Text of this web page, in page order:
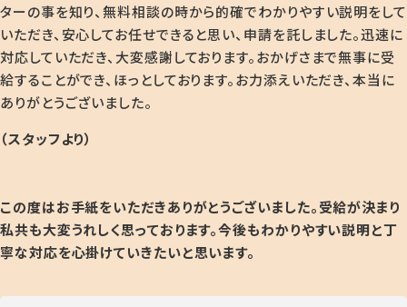
ターの事を知り、無料相談の時から的確でわかりやすい説明をして
いただき、安心してお任せできると思い、申請を託しました。迅速に
対応していただき、大変感謝しております。おかげさまで無事に受
給することができ、ほっとしております。お力添えいただき、本当に
ありがとうございました。
（スタッフより）
この度はお手紙をいただきありがとうございました。受給が決まり
私共も大変うれしく思っております。今後もわかりやすい説明と丁
寧な対応を心掛けていきたいと思います。